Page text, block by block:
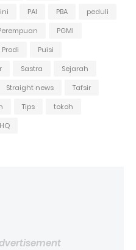
PAI PBA
peduli
PGMI
Prodi
Puisi
Sastra
Sejarah
Straight news
Tafsir
Tips
tokoh